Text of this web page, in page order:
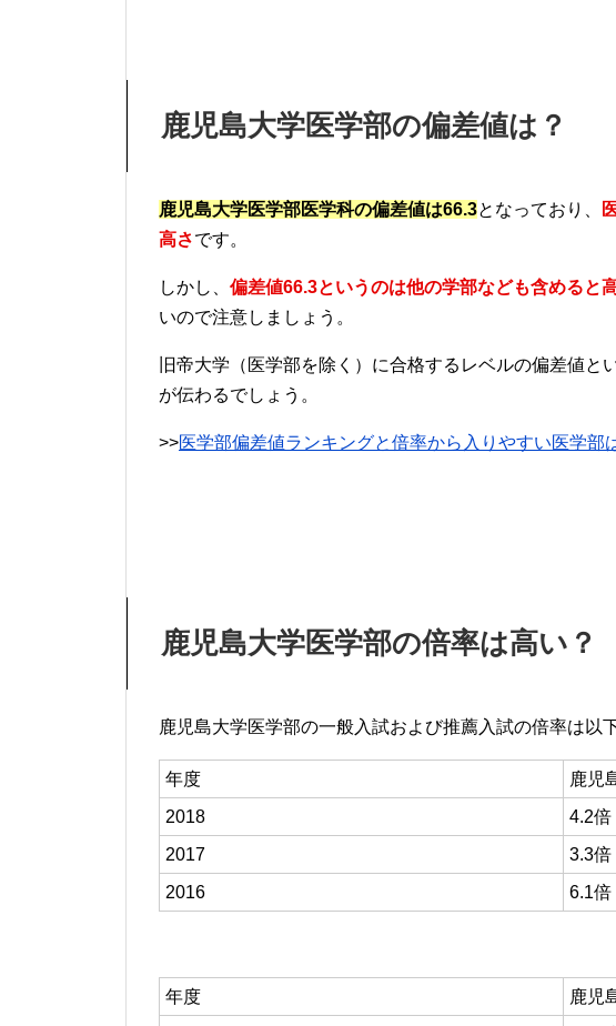
鹿児島大学医学部の偏差値は？
鹿児島大学医学部医学科の偏差値は66.3となっており、
高さです。
しかし、 偏差値66.3というのは他の学部なども含めると
いので注意しましょう。
旧帝大学（医学部を除く）に合格するレベルの偏差値と
が伝わるでしょう。
>>医学部偏差値ランキングと倍率から入りやすい医学部
鹿児島大学医学部の倍率は高い？
鹿児島大学医学部の一般入試および推薦入試の倍率は以
年度
鹿児
2018
4.2倍
2017
3.3倍
2016
6.1倍
年度
鹿児